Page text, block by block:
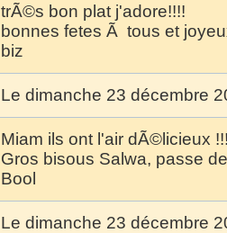
trÃ©s bon plat j'adore!!!!
bonnes fetes Ã tous et
biz
Le dimanche 23 décembre
Miam ils ont l'air dÃ©licieux
Gros bisous Salwa, passe
Bool
Le dimanche 23 décembre